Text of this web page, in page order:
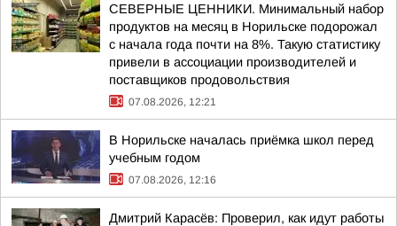
СЕВЕРНЫЕ ЦЕННИКИ. Минимальный набор
продуктов на месяц в Норильске подорожал
с начала года почти на 8%. Такую статистику
привели в ассоциации производителей и
поставщиков продовольствия
07.08.2026, 12:21
В Норильске началась приёмка школ перед
учебным годом
07.08.2026, 12:16
Дмитрий Карасёв: Проверил, как идут работы